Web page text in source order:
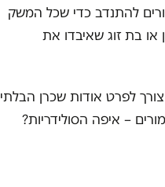
להתנדב כדי שכל המשק
או בת זוג שאיבדו את
לפרט אודות שכרן הבלתי
– איפה הסולידריות?